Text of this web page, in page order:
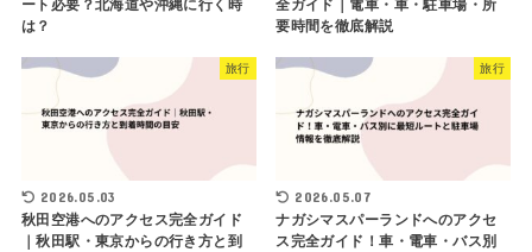
ート必要？北海道や沖縄に行く時
は？
全ガイド｜電車・車・駐車場・所
要時間を徹底解説
旅行
2026.05.03
秋田空港へのアクセス完全ガイド
｜秋田駅・東京からの行き方と到
旅行
2026.05.07
ナガシマスパーランドへのアクセ
ス完全ガイド！車・電車・バス別